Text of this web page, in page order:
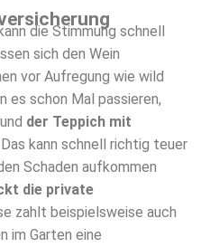
die Stimmung schnell
sich den Wein
vor Aufregung wie wild
es schon Mal passieren,
und der Teppich mit
kann schnell richtig teuer
Schaden aufkommen
die private
zahlt beispielsweise auch
im Garten eine